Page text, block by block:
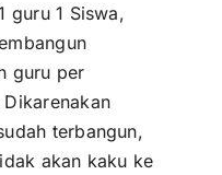
guru 1 Siswa,
guru per
terbangun,
akan kaku ke